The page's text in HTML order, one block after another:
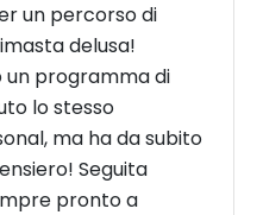
un percorso di
un programma di
lo stesso
ma ha da subito
Seguita
pronto a